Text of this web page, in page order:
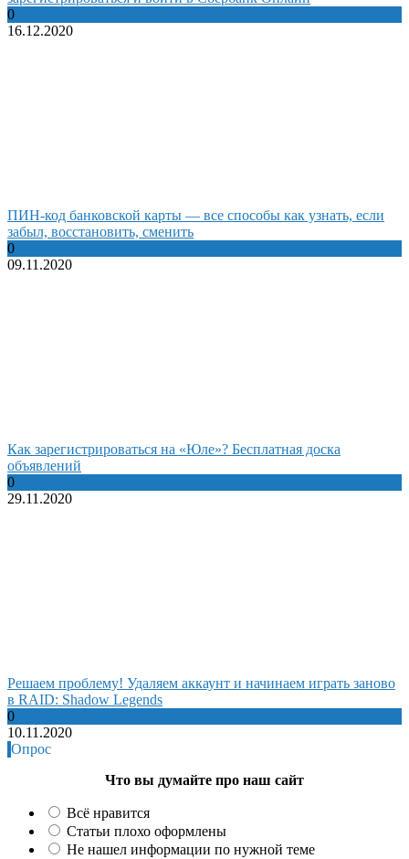
0
16.12.2020
ПИН-код банковской карты — все способы как узнать, если
забыл, восстановить, сменить
0
09.11.2020
Как зарегистрироваться на «Юле»? Бесплатная доска
объявлений
0
29.11.2020
Решаем проблему! Удаляем аккаунт и начинаем играть заново
в RAID: Shadow Legends
0
10.11.2020
Опрос
Что вы думайте про наш сайт
Всё нравится
Статьи плохо оформлены
Не нашел информации по нужной теме